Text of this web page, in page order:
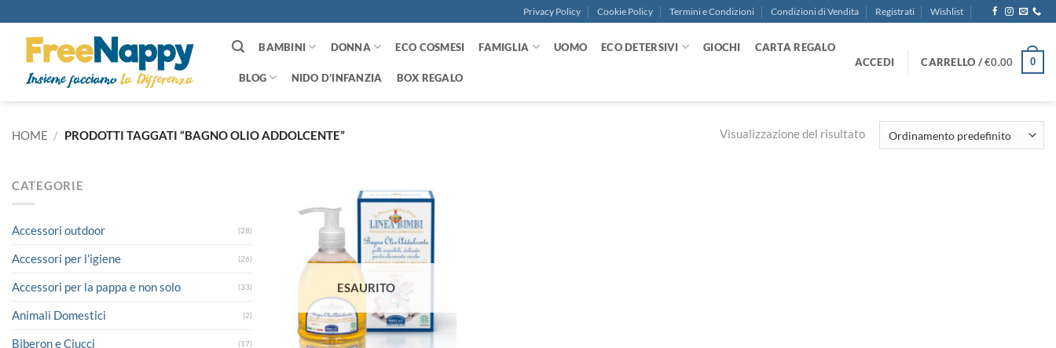
ai
contenuti
Privacy Policy Cookie Policy Termini e Condizioni Condizioni di Vendita Registrati Wishlist
BAMBINI DONNA ECO COSMESI FAMIGLIA UOMO ECO DETERSIVI GIOCHI CARTA REGALO
BLOG NIDO D’INFANZIA BOX REGALO
ACCEDI CARRELLO /€0.00 0
HOME / PRODOTTI TAGGATI “BAGNO OLIO ADDOLCENTE” Visualizzazione del risultato
CATEGORIE
Accessori outdoor (28)
Accessori per l'igiene (26)
Accessori per la pappa e non solo (33)
Animali Domestici (2)
Biberon e Ciucci (17)
Aggiungi
alla lista
dei
desideri
ESAURITO